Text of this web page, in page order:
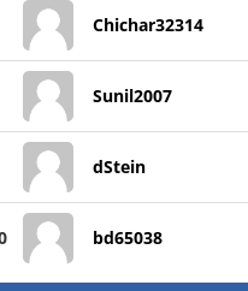
Chichar32314
Sunil2007
dStein
bd65038